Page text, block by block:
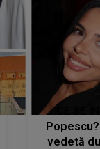
vedetă